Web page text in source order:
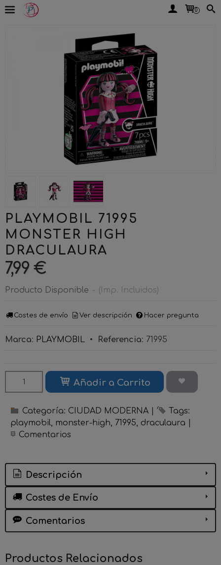
0
PLAYMOBIL 71995
MONSTER HIGH
DRACULAURA
7,99 €
Producto Disponible - (Imp. Incluidos)
Costes de envío Ver descripción Hacer pregunta
Marca: PLAYMOBIL • Referencia: 71995
Añadir a Carrito
Categoría: CIUDAD MODERNA
Tags:
playmobil
monster-high 71995 draculaura
Comentarios
Descripción
Costes de Envío
Comentarios
Productos Relacionados